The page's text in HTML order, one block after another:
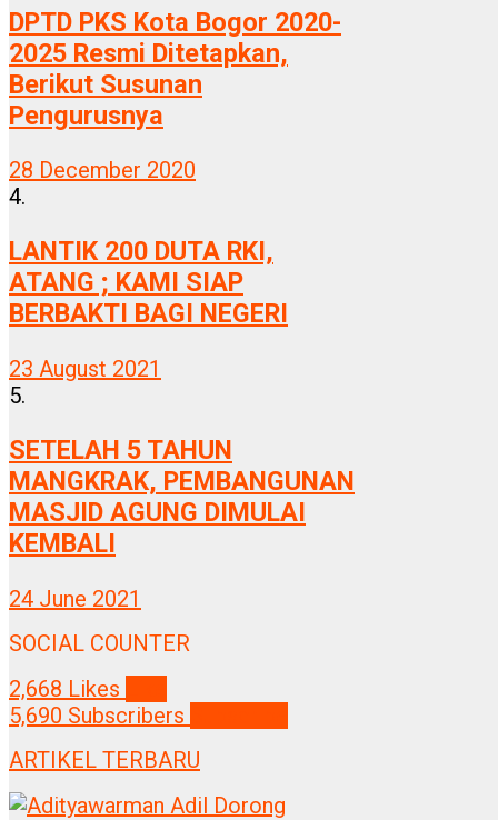
DPTD PKS Kota Bogor 2020-
2025 Resmi Ditetapkan,
Berikut Susunan
Pengurusnya
28 December 2020
4.
LANTIK 200 DUTA RKI,
ATANG ; KAMI SIAP
BERBAKTI BAGI NEGERI
23 August 2021
5.
SETELAH 5 TAHUN
MANGKRAK, PEMBANGUNAN
MASJID AGUNG DIMULAI
KEMBALI
24 June 2021
SOCIAL COUNTER
2,668 Likes
5,690 Subscribers
ARTIKEL TERBARU